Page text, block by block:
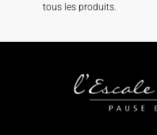
tous les produits.